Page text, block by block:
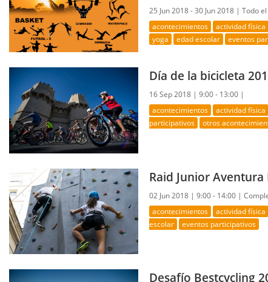
25 Jun 2018 - 30 Jun 2018 |Todo
acontecimientos actividad física
yoga
edad escolar eventos
Día de la bicicleta
16 Sep 2018 |9:00 - 13:00 |
acontecimientos actividad física
participativos
otros
Raid Junior Aventura
02 Jun 2018 |9:00 - 14:00 |
acontecimientos actividad física
escolar
eventos participativos
Desafío Bestcycling